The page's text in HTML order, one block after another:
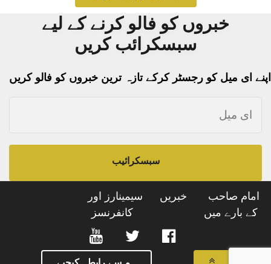
خبروں کو فالو کرنے کے لیے
سبسکرائب کریں
اپنے ای میل کو رجسٹر کرکے تازہ ترین خبروں کو فالو کریں
سبسکرائیب
امام صاحب
کے بارے میں
خبریں
سیمینارز اور
کانفرنسز